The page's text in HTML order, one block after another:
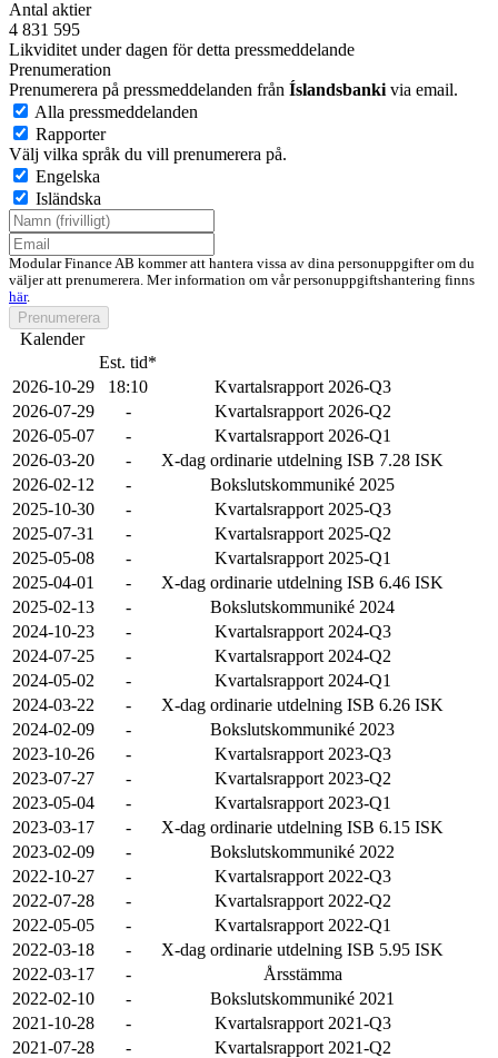
Antal aktier
4 831 595
Likviditet under dagen för detta pressmeddelande
Prenumeration
Prenumerera på pressmeddelanden från Íslandsbanki via email.
Alla pressmeddelanden
Rapporter
Välj vilka språk du vill prenumerera på.
Engelska
Isländska
Modular Finance AB kommer att hantera vissa av dina personuppgifter om du
väljer att prenumerera. Mer information om vår personuppgiftshantering finns
här.
Prenumerera
Kalender
Est. tid*
2026-10-29
18:10
Kvartalsrapport 2026-Q3
2026-07-29
-
Kvartalsrapport 2026-Q2
2026-05-07
-
Kvartalsrapport 2026-Q1
2026-03-20
-
X-dag ordinarie utdelning ISB 7.28 ISK
2026-02-12
-
Bokslutskommuniké 2025
2025-10-30
-
Kvartalsrapport 2025-Q3
2025-07-31
-
Kvartalsrapport 2025-Q2
2025-05-08
-
Kvartalsrapport 2025-Q1
2025-04-01
-
X-dag ordinarie utdelning ISB 6.46 ISK
2025-02-13
-
Bokslutskommuniké 2024
2024-10-23
-
Kvartalsrapport 2024-Q3
2024-07-25
-
Kvartalsrapport 2024-Q2
2024-05-02
-
Kvartalsrapport 2024-Q1
2024-03-22
-
X-dag ordinarie utdelning ISB 6.26 ISK
2024-02-09
-
Bokslutskommuniké 2023
2023-10-26
-
Kvartalsrapport 2023-Q3
2023-07-27
-
Kvartalsrapport 2023-Q2
2023-05-04
-
Kvartalsrapport 2023-Q1
2023-03-17
-
X-dag ordinarie utdelning ISB 6.15 ISK
2023-02-09
-
Bokslutskommuniké 2022
2022-10-27
-
Kvartalsrapport 2022-Q3
2022-07-28
-
Kvartalsrapport 2022-Q2
2022-05-05
-
Kvartalsrapport 2022-Q1
2022-03-18
-
X-dag ordinarie utdelning ISB 5.95 ISK
2022-03-17
-
Årsstämma
2022-02-10
-
Bokslutskommuniké 2021
2021-10-28
-
Kvartalsrapport 2021-Q3
2021-07-28
-
Kvartalsrapport 2021-Q2